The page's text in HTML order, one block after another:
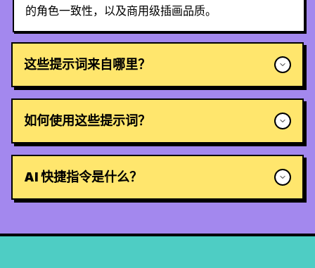
的角色一致性，以及商用级插画品质。
这些提示词来自哪里？
如何使用这些提示词？
AI 快捷指令是什么？